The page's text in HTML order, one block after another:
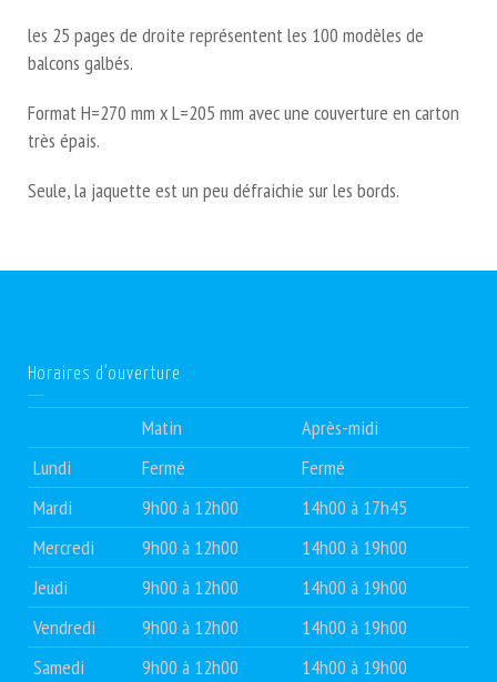
les 25 pages de droite représentent les 100 modèles de
balcons galbés.
Format H=270 mm x L=205 mm avec une couverture en carton
très épais.
Seule, la jaquette est un peu défraichie sur les bords.
Horaires d’ouverture
Matin
Après-midi
Lundi
Fermé
Fermé
Mardi
9h00 à 12h00
14h00 à 17h45
Mercredi
9h00 à 12h00
14h00 à 19h00
Jeudi
9h00 à 12h00
14h00 à 19h00
Vendredi
9h00 à 12h00
14h00 à 19h00
Samedi
9h00 à 12h00 14h00 à 19h00